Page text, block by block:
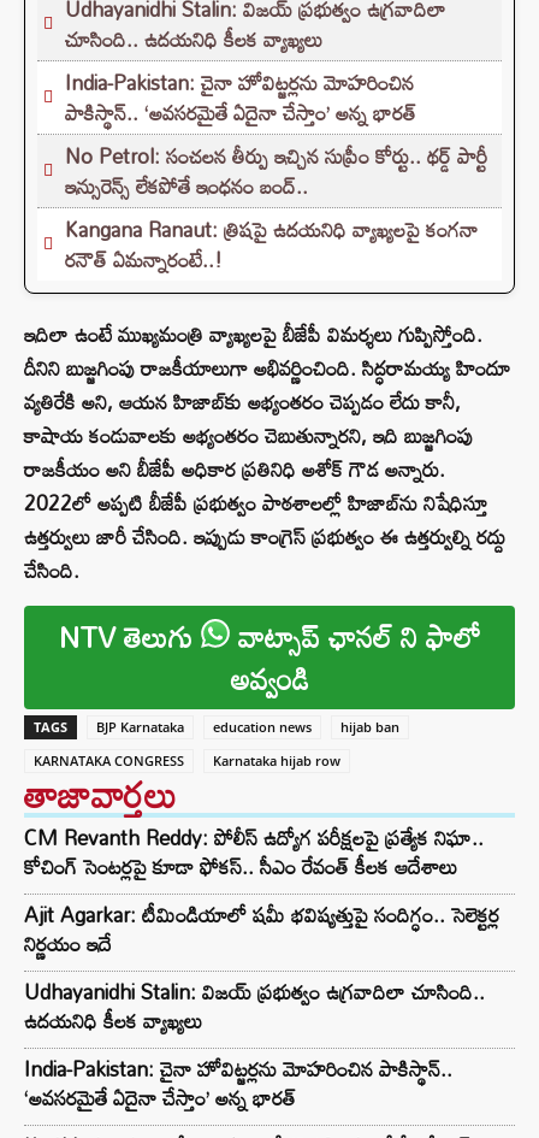
Udhayanidhi Stalin: విజయ్ ప్రభుత్వం ఉగ్రవాదిలా
చూసింది.. ఉదయనిధి కీలక వ్యాఖ్యలు
India-Pakistan: చైనా హోవిట్జర్లను మోహరించిన
పాకిస్థాన్.. ‘అవసరమైతే ఏదైనా చేస్తాం’ అన్న భారత్
No Petrol: సంచలన తీర్పు ఇచ్చిన సుప్రీం కోర్టు.. థర్డ్ పార్టీ
ఇన్సురెన్స్ లేకపోతే ఇంధనం బంద్..
Kangana Ranaut: త్రిషపై ఉదయనిధి వ్యాఖ్యలపై కంగనా
రనౌత్ ఏమన్నారంటే..!
ఇదిలా ఉంటే ముఖ్యమంత్రి వ్యాఖ్యలపై బీజేపీ విమర్శలు గుప్పిస్తోంది.
దీనిని బుజ్జగింపు రాజకీయాలుగా అభివర్ణించింది. సిద్ధరామయ్య హిందూ
వ్యతిరేకి అని, ఆయన హిజాబ్‌కు అభ్యంతరం చెప్పడం లేదు కానీ,
కాషాయ కండువాలకు అభ్యంతరం చెబుతున్నారని, ఇది బుజ్జగింపు
రాజకీయం అని బీజేపీ అధికార ప్రతినిధి అశోక్ గౌడ అన్నారు.
2022లో అప్పటి బీజేపీ ప్రభుత్వం పాఠశాలల్లో హిజాబ్‌ను నిషేధిస్తూ
ఉత్తర్వులు జారీ చేసింది. ఇప్పుడు కాంగ్రెస్ ప్రభుత్వం ఈ ఉత్తర్వుల్ని రద్దు
చేసింది.
NTV తెలుగు వాట్సాప్ ఛానల్ ని ఫాలో
అవ్వండి
TAGS BJP Karnataka education news
hijab ban
KARNATAKA CONGRESS
Karnataka hijab row
తాజావార్తలు
CM Revanth Reddy: పోలీస్ ఉద్యోగ పరీక్షలపై ప్రత్యేక నిఘా..
కోచింగ్ సెంటర్లపై కూడా ఫోకస్.. సీఎం రేవంత్ కీలక ఆదేశాలు
Ajit Agarkar: టీమిండియాలో షమీ భవిష్యత్తుపై సందిగ్ధం.. సెలెక్టర్ల
నిర్ణయం ఇదే
Udhayanidhi Stalin: విజయ్ ప్రభుత్వం ఉగ్రవాదిలా చూసింది..
ఉదయనిధి కీలక వ్యాఖ్యలు
India-Pakistan: చైనా హోవిట్జర్లను మోహరించిన పాకిస్థాన్..
‘అవసరమైతే ఏదైనా చేస్తాం’ అన్న భారత్